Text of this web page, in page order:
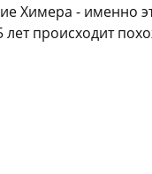
Химера - именно
происходит